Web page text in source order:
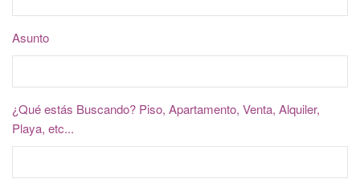
Asunto
¿Qué estás Buscando? Piso, Apartamento, Venta, Alquiler,
Playa, etc...